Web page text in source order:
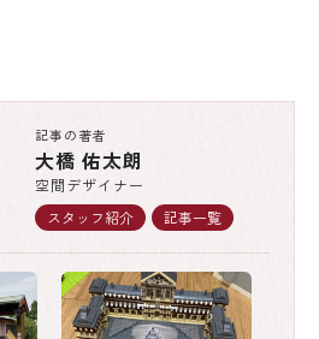
記事の著者
大橋 佑太朗
空間デザイナー
スタッフ紹介
記事一覧